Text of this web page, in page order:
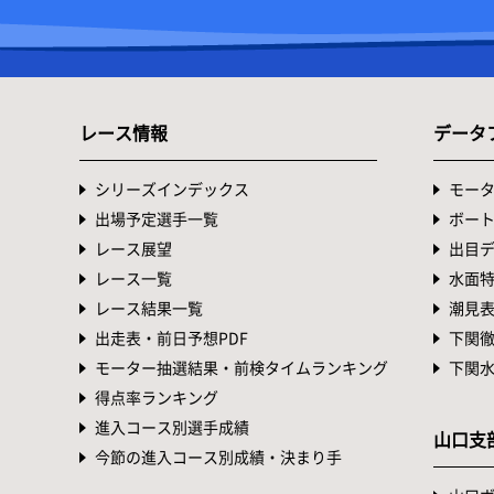
レース情報
シリーズインデックス
出場予定選手一覧
レース展望
レース一覧
レース結果一覧
出走表・前日予想PDF
モーター抽選結果・前検タイムランキング
得点率ランキング
進入コース別選手成績
今節の進入コース別成績・決まり手
データ
モー
ボー
出目
水面
潮見表
下関
下関
山口支